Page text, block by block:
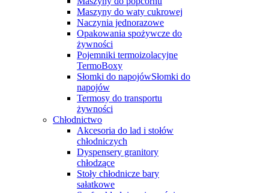
Maszyny do waty cukrowej
Naczynia jednorazowe
Opakowania spożywcze do
żywności
Pojemniki termoizolacyjne
TermoBoxy
Słomki do napojówSłomki do
napojów
Termosy do transportu
żywności
Chłodnictwo
Akcesoria do lad i stołów
chłodniczych
Dyspensery granitory
chłodzące
Stoły chłodnicze bary
sałatkowe